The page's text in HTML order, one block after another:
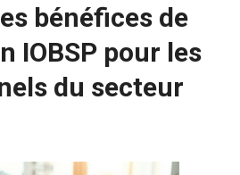
bénéfices de
IOBSP pour les
du secteur